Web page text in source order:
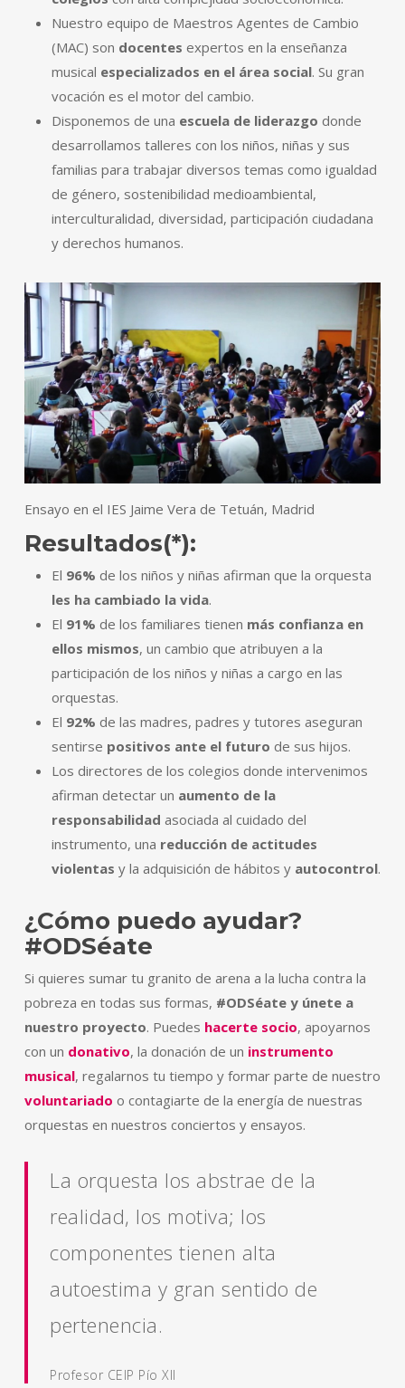
Nuestro equipo de Maestros Agentes de Cambio
(MAC) son docentes expertos en la enseñanza
musical especializados en el área social. Su gran
vocación es el motor del cambio.
Disponemos de una escuela de liderazgo donde
desarrollamos talleres con los niños, niñas y sus
familias para trabajar diversos temas como igualdad
de género, sostenibilidad medioambiental,
interculturalidad, diversidad, participación ciudadana
y derechos humanos.
Ensayo en el IES Jaime Vera de Tetuán, Madrid
Resultados(*):
El 96% de los niños y niñas afirman que la orquesta
les ha cambiado la vida.
El 91% de los familiares tienen más confianza en
ellos mismos, un cambio que atribuyen a la
participación de los niños y niñas a cargo en las
orquestas.
El 92% de las madres, padres y tutores aseguran
sentirse positivos ante el futuro de sus hijos.
Los directores de los colegios donde intervenimos
afirman detectar un aumento de la
responsabilidad asociada al cuidado del
instrumento, una reducción de actitudes
violentas y la adquisición de hábitos y autocontrol.
¿Cómo puedo ayudar?
#ODSéate
Si quieres sumar tu granito de arena a la lucha contra la
pobreza en todas sus formas, #ODSéate y únete a
nuestro proyecto. Puedes hacerte socio, apoyarnos
con un donativo, la donación de un instrumento
musical, regalarnos tu tiempo y formar parte de nuestro
voluntariado o contagiarte de la energía de nuestras
orquestas en nuestros conciertos y ensayos.
La orquesta los abstrae de la
realidad, los motiva; los
componentes tienen alta
autoestima y gran sentido de
pertenencia.
Profesor CEIP Pío XII